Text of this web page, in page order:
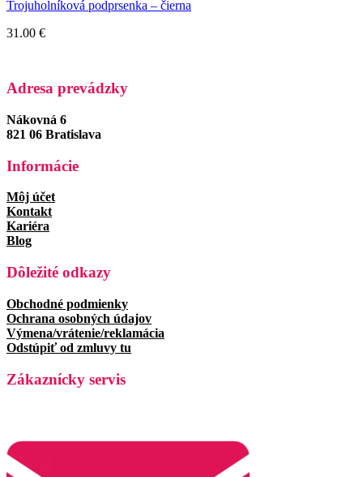
Trojuholníková podprsenka – čierna
31.00 €
Adresa prevádzky
Nákovná 6
821 06 Bratislava
Informácie
Môj účet
Kontakt
Kariéra
Blog
Dôležité odkazy
Obchodné podmienky
Ochrana osobných údajov
Výmena/vrátenie/reklamácia
Odstúpiť od zmluvy tu
Zákaznícky servis